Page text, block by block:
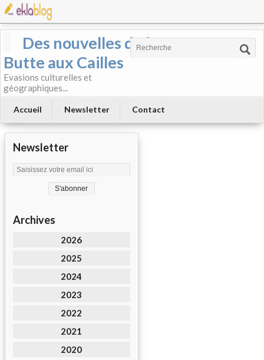
Des nouvelles de la
Butte aux Cailles
Evasions culturelles et
géographiques...
Accueil Newsletter Contact
Newsletter
Archives
2026
2025
2024
2023
2022
2021
2020